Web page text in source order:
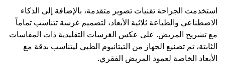
استخدمت الجراحة تقنيات تصوير متقدمة، بالإضافة إلى الذكاء
الاصطناعي والطباعة ثلاثية الأبعاد، لتصميم غرسة تتناسب تماماً
مع تشريح المريض. على عكس الغرسات التقليدية ذات المقاسات
الثابتة، تم تصنيع الجهاز من التيتانيوم الطبي ليتناسب بدقة مع
الأبعاد الخاصة لعمود المريض الفقري.